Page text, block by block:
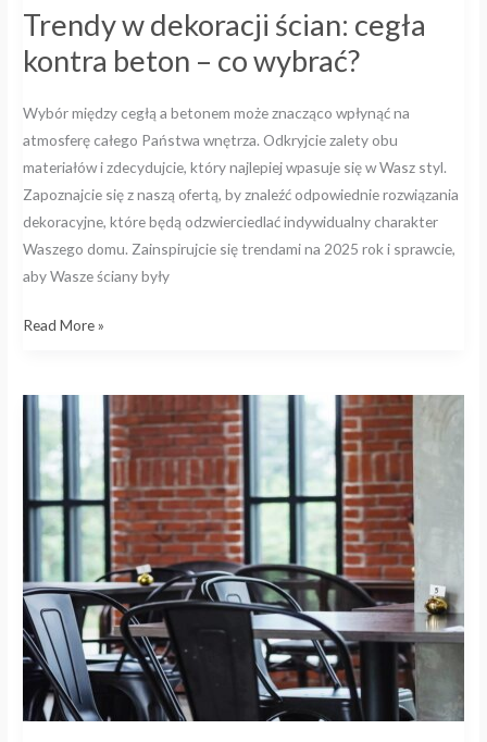
Trendy w dekoracji ścian: cegła
kontra beton – co wybrać?
Wybór między cegłą a betonem może znacząco wpłynąć na
atmosferę całego Państwa wnętrza. Odkryjcie zalety obu
materiałów i zdecydujcie, który najlepiej wpasuje się w Wasz styl.
Zapoznajcie się z naszą ofertą, by znaleźć odpowiednie rozwiązania
dekoracyjne, które będą odzwierciedlać indywidualny charakter
Waszego domu. Zainspirujcie się trendami na 2025 rok i sprawcie,
aby Wasze ściany były
Read More »
Cegła
beton
przestrzeni
komercyjnej
–
jak
zaprojektować
restaurację
lub
kawiarnię